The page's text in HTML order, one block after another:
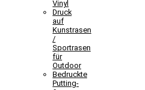
Vinyl
Druck
auf
Kunstrasen
/
Sportrasen
für
Outdoor
Bedruckte
Putting-